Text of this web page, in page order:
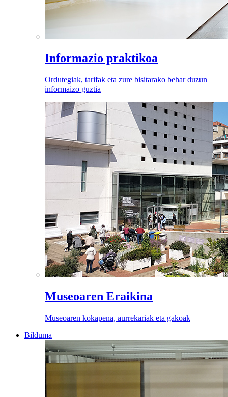
Informazio praktikoa
Ordutegiak, tarifak eta zure bisitarako behar duzun
informaizo guztia
Museoaren Eraikina
Museoaren kokapena, aurrekariak eta gakoak
Bilduma